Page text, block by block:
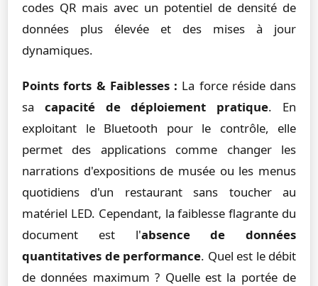
codes QR mais avec un potentiel de densité de
données plus élevée et des mises à jour
dynamiques.
Points forts & Faiblesses : La force réside dans
sa capacité de déploiement pratique. En
exploitant le Bluetooth pour le contrôle, elle
permet des applications comme changer les
narrations d'expositions de musée ou les menus
quotidiens d'un restaurant sans toucher au
matériel LED. Cependant, la faiblesse flagrante du
document est l'absence de données
quantitatives de performance. Quel est le débit
de données maximum ? Quelle est la portée de